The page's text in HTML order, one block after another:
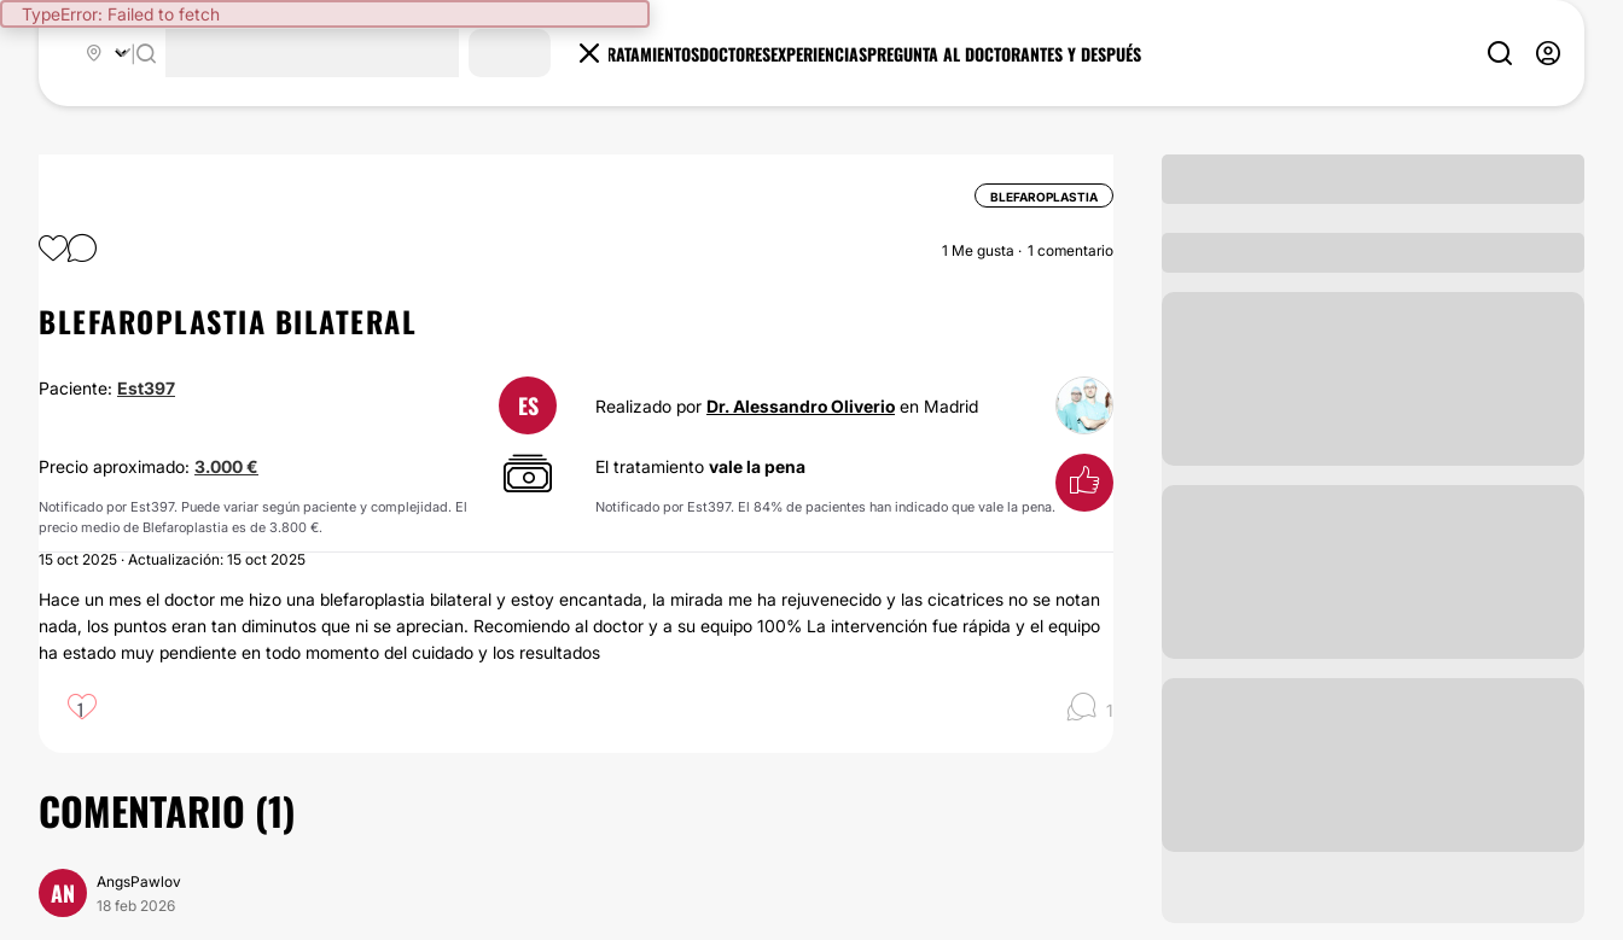
TypeError: Failed to fetch
TRATAMIENTOSDOCTORESEXPERIENCIASPREGUNTA AL DOCTORANTES Y DESPUÉS
BLEFAROPLASTIA
1 Me gusta 1 comentario
BLEFAROPLASTIA BILATERAL
Paciente: Est397
ES Realizado por Dr. Alessandro Oliverio en Madrid
Precio aproximado: 3.000 €
Notificado por Est397. Puede variar según paciente y complejidad. El
precio medio de Blefaroplastia es de 3.800 €.
El tratamiento vale la pena
Notificado por Est397. El 84% de pacientes han indicado que vale la pena.
15 oct 2025 · Actualización: 15 oct 2025
Hace un mes el doctor me hizo una blefaroplastia bilateral y estoy encantada, la mirada me ha rejuvenecido y las cicatrices no se notan
nada, los puntos eran tan diminutos que ni se aprecian. Recomiendo al doctor y a su equipo 100% La intervención fue rápida y el equipo
ha estado muy pendiente en todo momento del cuidado y los resultados
1 1
COMENTARIO (1)
AN
AngsPawlov
18 feb 2026